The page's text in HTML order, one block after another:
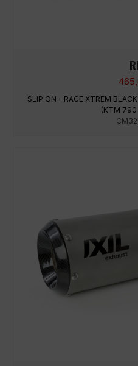
SLIP ON - RACE XTREM
(KTM 790